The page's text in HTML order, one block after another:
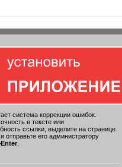
система коррекции ошибок.
в тексте или
ссылки, выделите на странице
отправьте его администратору